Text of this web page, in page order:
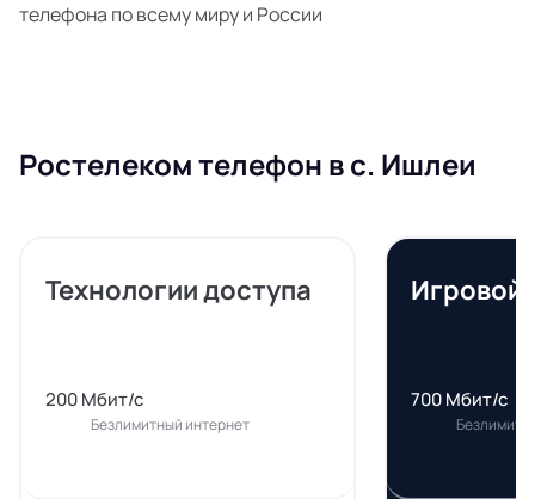
телефона по всему миру и России
Ростелеком телефон в с. Ишлеи
Технологии доступа
200 Мбит/с
Безлимитный интернет
Игровой
700 Мбит/с